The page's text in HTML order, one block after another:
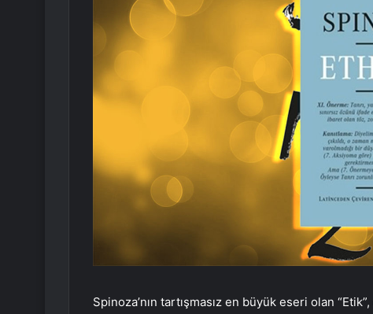
Spinoza’nın tartışmasız en büyük eseri olan